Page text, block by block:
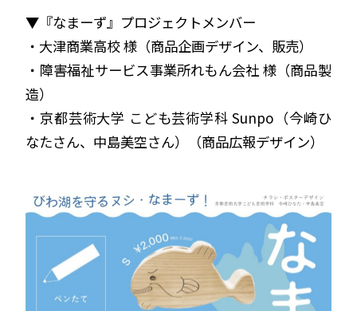
▼『なまーず』プロジェクトメンバー
・大津商業高校 様（商品企画デザイン、販売）
・障害福祉サービス事業所れもん会社 様（商品製
造）
・京都芸術大学 こども芸術学科 Sunpo（今崎ひ
なたさん、中島美空さん）（商品広報デザイン）